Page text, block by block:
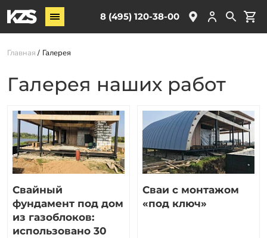
8 (495) 120-38-00
Винтовые сваи
ЖБ сваи
Обвязка свай
Комплектующие
Услуги
О компании
Акции
Новости
Партнёрам
Контакты
Главная Галерея
Галерея наших работ
Свайный
фундамент под дом
из газоблоков:
использовано 30
Сваи с монтажом
«под ключ»